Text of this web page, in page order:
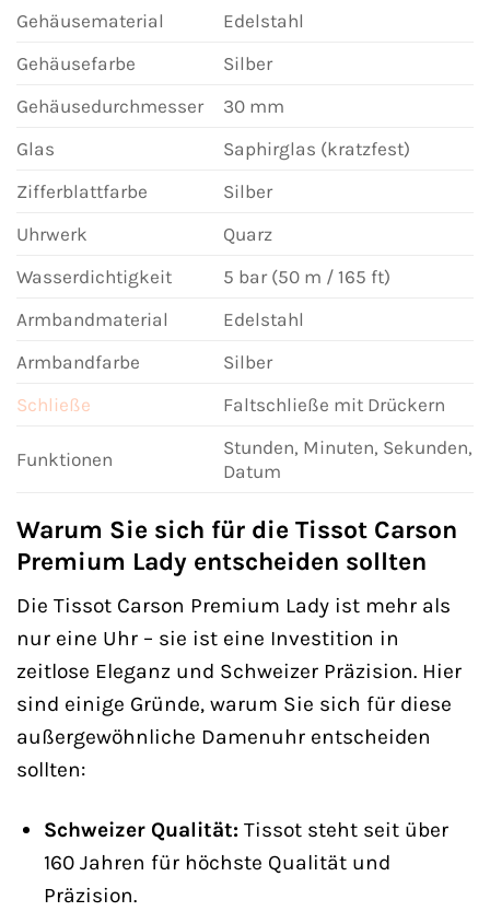
Gehäusematerial
Edelstahl
Gehäusefarbe
Silber
Gehäusedurchmesser
30 mm
Glas
Saphirglas (kratzfest)
Zifferblattfarbe
Silber
Uhrwerk
Quarz
Wasserdichtigkeit
5 bar (50 m / 165 ft)
Armbandmaterial
Edelstahl
Armbandfarbe
Silber
Schließe
Faltschließe mit Drückern
Funktionen
Stunden, Minuten, Sekunden,
Datum
Warum Sie sich für die Tissot Carson
Premium Lady entscheiden sollten
Die Tissot Carson Premium Lady ist mehr als
nur eine Uhr – sie ist eine Investition in
zeitlose Eleganz und Schweizer Präzision. Hier
sind einige Gründe, warum Sie sich für diese
außergewöhnliche Damenuhr entscheiden
sollten:
Schweizer Qualität:Tissot steht seit über
160 Jahren für höchste Qualität und
Präzision.